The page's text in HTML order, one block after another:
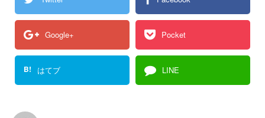
Google+ Pocket
B! はてブ LINE